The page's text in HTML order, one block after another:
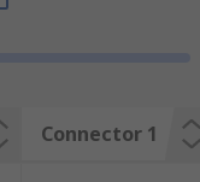
Connector 1